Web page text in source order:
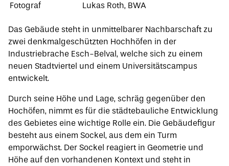
Fotograf
Lukas Roth, BWA
Das Gebäude steht in unmittelbarer Nachbarschaft zu
zwei denkmalgeschützten Hochhöfen in der
Industriebrache Esch-Belval, welche sich zu einem
neuen Stadtviertel und einem Universitätscampus
entwickelt.
Durch seine Höhe und Lage, schräg gegenüber den
Hochöfen, nimmt es für die städtebauliche Entwicklung
des Gebietes eine wichtige Rolle ein. Die Gebäudefigur
besteht aus einem Sockel, aus dem ein Turm
emporwächst. Der Sockel reagiert in Geometrie und
Höhe auf den vorhandenen Kontext und steht in